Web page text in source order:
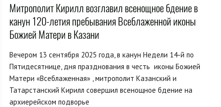
Митрополит Кирилл возглавил всенощное бдение в
канун 120-летия пребывания Всеблаженной иконы
Божией Матери в Казани
Вечером 13 сентября 2025 года, в канун Недели 14-й по
Пятидесятнице, дня празднования в честь иконы Божией
Матери «Всеблаженная» , митрополит Казанский и
Татарстанский Кирилл совершил всенощное бдение на
архиерейском подворье